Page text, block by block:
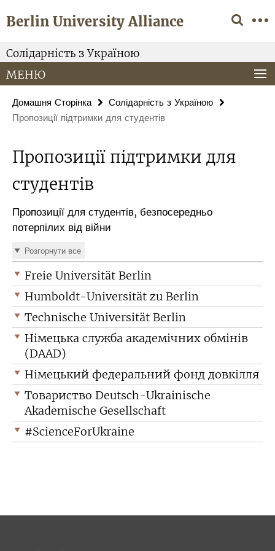
direkt
Inhalt
Berlin University Alliance
Навігація
Солідарність з Україною
МЕНЮ
Домашня Сторінка
Солідарність з Україною
Пропозиції підтримки для студентів
Пропозиції підтримки для
студентів
Пропозиції для студентів, безпосередньо
потерпілих від війни
Розгорнути все
Freie Universität Berlin
Humboldt-Universität zu Berlin
Technische Universität Berlin
Німецька служба академічних обмінів
(DAAD)
Німецький федеральний фонд довкілля
Товариство Deutsch-Ukrainische
Akademische Gesellschaft
#ScienceForUkraine